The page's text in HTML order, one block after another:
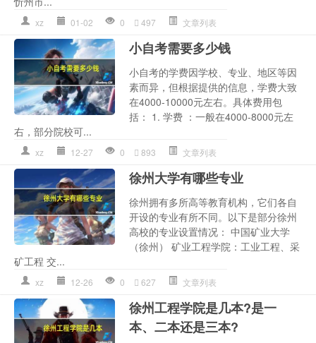
xz 01-02 0 497 文章列表
小自考需要多少钱
小自考的学费因学校、专业、地区等因
素而异，但根据提供的信息，学费大致
在4000-10000元左右。具体费用包
括： 1. 学费 ：一般在4000-8000元左
右，部分院校可...
xz 12-27 0 893 文章列表
徐州大学有哪些专业
徐州拥有多所高等教育机构，它们各自
开设的专业有所不同。以下是部分徐州
高校的专业设置情况： 中国矿业大学
（徐州） 矿业工程学院：工业工程、采
矿工程 交...
xz 12-26 0 627 文章列表
徐州工程学院是几本?是一
本、二本还是三本?